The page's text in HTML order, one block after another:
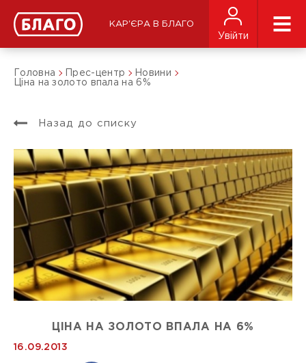
КАР'ЄРА В БЛАГО
Увійти
Головна Прес-центр
Новини
Ціна на золото впала на 6%
Назад до списку
ЦІНА НА ЗОЛОТО ВПАЛА НА 6%
16.09.2013